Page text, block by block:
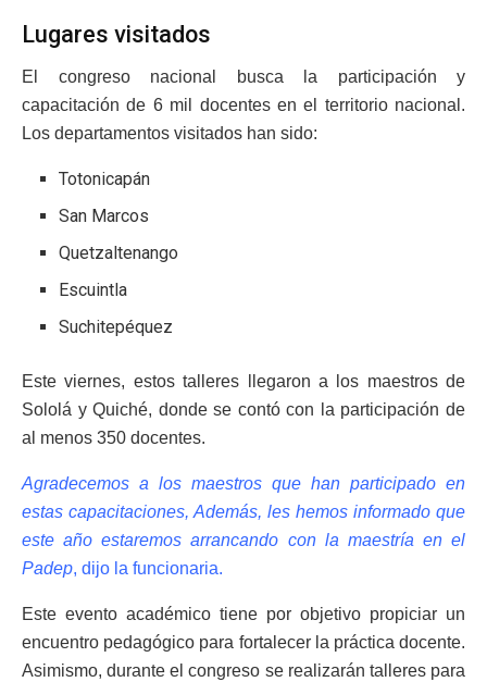
Lugares visitados
El congreso nacional busca la participación y
capacitación de 6 mil docentes en el territorio nacional.
Los departamentos visitados han sido:
Totonicapán
San Marcos
Quetzaltenango
Escuintla
Suchitepéquez
Este viernes, estos talleres llegaron a los maestros de
Sololá y Quiché, donde se contó con la participación de
al menos 350 docentes.
Agradecemos a los maestros que han participado en
estas capacitaciones, Además, les hemos informado que
este año estaremos arrancando con la maestría en el
Padep, dijo la funcionaria.
Este evento académico tiene por objetivo propiciar un
encuentro pedagógico para fortalecer la práctica docente.
Asimismo, durante el congreso se realizarán talleres para